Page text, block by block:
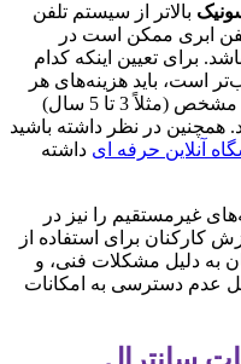
بالاتر از سیستم تلفن
ابری ممکن است در
برای تعیین اینکه کدام
است، باید هزینه‌های هر
دو سیستم را در طول یک دوره زمانی مشخص (مثلاً 3 تا 5 سال)
همچنین در نظر داشته باشید
آنلاین حرفه ای داشته
غیرمستقیم را نیز در
کارکنان برای استفاده از
به دلیل مشکلات فنی، و
عدم دسترسی به امکانات